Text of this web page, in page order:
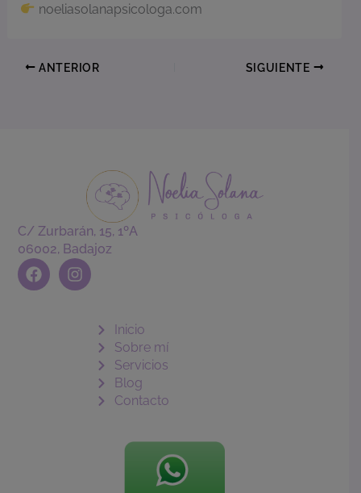
noeliasolanapsicologa.com
ANTERIOR SIGUIENTE
C/ Zurbarán, 15, 1ºA
06002, Badajoz
F
a
I
n
Inicio
Sobre mí
Servicios
Blog
Contacto